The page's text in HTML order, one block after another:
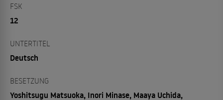
FSK
12
UNTERTITEL
Deutsch
BESETZUNG
Yoshitsugu Matsuoka, Inori Minase, Maaya Uchida,